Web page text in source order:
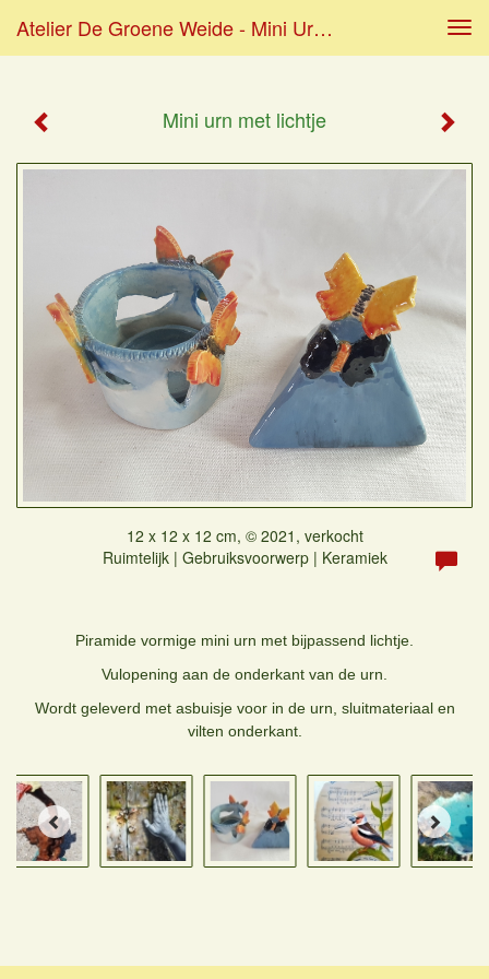
Atelier De Groene Weide - Mini Urn Met Lichtje
Mini urn met lichtje
12 x 12 x 12 cm, © 2021, verkocht
Ruimtelijk | Gebruiksvoorwerp | Keramiek
Piramide vormige mini urn met bijpassend lichtje.
Vulopening aan de onderkant van de urn.
Wordt geleverd met asbuisje voor in de urn, sluitmateriaal en
vilten onderkant.